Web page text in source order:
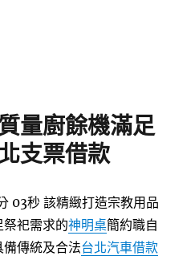
量廚餘機滿足
支票借款
03秒 該精緻打造宗教用品
祭祀需求的神明桌簡約職自
傳統及合法台北汽車借款